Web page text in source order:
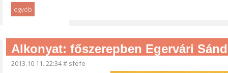
egyéb
Alkonyat: főszerepben Egervári
2013.10.11. 22:34# sfefe